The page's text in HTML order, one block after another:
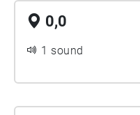
0,0
1 sound